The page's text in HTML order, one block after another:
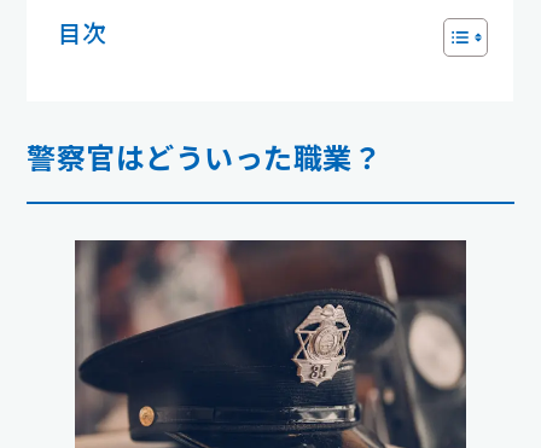
目次
警察官はどういった職業？